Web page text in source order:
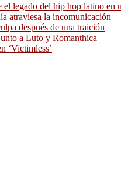
legado del hip hop latino en
atraviesa la incomunicación
después de una traición
a Luto y Romanthica
‘Victimless’